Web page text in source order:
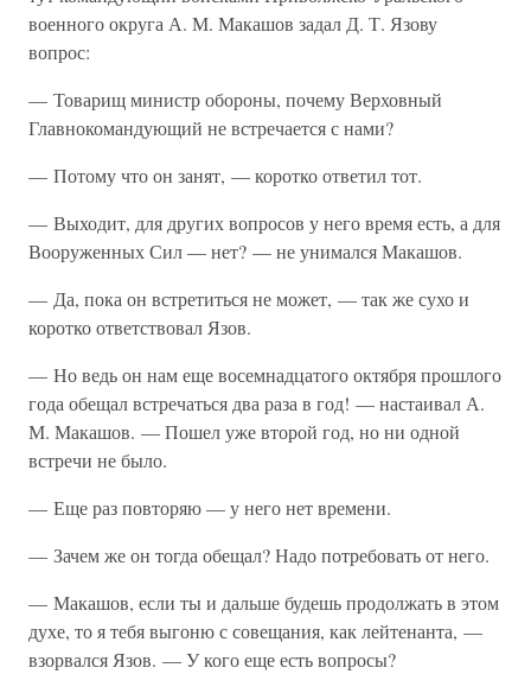
военного округа А. М. Макашов задал Д. Т. Язову
вопрос:
— Товарищ министр обороны, почему Верховный
Главнокомандующий не встречается с нами?
— Потому что он занят, — коротко ответил тот.
— Выходит, для других вопросов у него время есть, а для
Вооруженных Сил — нет? — не унимался Макашов.
— Да, пока он встретиться не может, — так же сухо и
коротко ответствовал Язов.
— Но ведь он нам еще восемнадцатого октября прошлого
года обещал встречаться два раза в год! — настаивал А.
М. Макашов. — Пошел уже второй год, но ни одной
встречи не было.
— Еще раз повторяю — у него нет времени.
— Зачем же он тогда обещал? Надо потребовать от него.
— Макашов, если ты и дальше будешь продолжать в этом
духе, то я тебя выгоню с совещания, как лейтенанта, —
взорвался Язов. — У кого еще есть вопросы?